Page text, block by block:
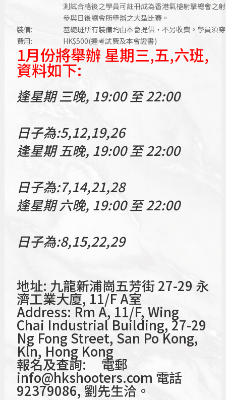
測試合格後之學員可註冊成為香港氣槍射擊總會之
參與日後總會所舉辦之大型比賽。
裝備:
基礎班所有裝備均由本會提供，不另收費。學員須
費用:
HK$500(連考試費及本會證書)
1月份將舉辦 星期三,五,六班,
資料如下:
逢星期 三晚, 19:00 至 22:00
日子為:5,12,19,26
逢星期 五晚, 19:00 至 22:00
日子為:7,14,21,28
逢星期 六晚, 19:00 至 22:00
日子為:8,15,22,29
地址: 九龍新浦崗五芳街 27-29 永
濟工業大廈, 11/F A室
Address: Rm A, 11/F, Wing
Chai Industrial Building, 27-29
Ng Fong Street, San Po Kong,
Kln, Hong Kong
報名及查詢: 電郵
info@hkshooters.com 電話
92379086, 劉先生洽。